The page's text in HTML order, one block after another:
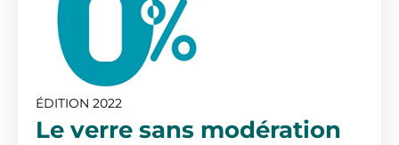
ÉDITION 2022
Le verre sans modération